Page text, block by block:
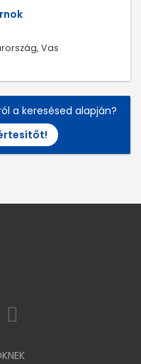
Vas
a keresésed alapján?